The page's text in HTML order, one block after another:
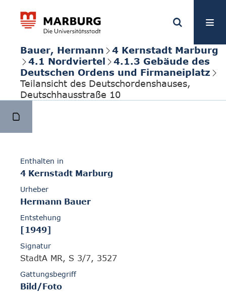
Bauer, Hermann
4 Kernstadt Marburg
4.1 Nordviertel
4.1.3 Gebäude des
Deutschen Ordens und Firmaneiplatz
Teilansicht des Deutschordenshauses,
Deutschhausstraße 10
Enthalten in
4 Kernstadt Marburg
Urheber
Hermann Bauer
Entstehung
[1949]
Signatur
StadtA MR, S 3/7, 3527
Gattungsbegriff
Bild/Foto